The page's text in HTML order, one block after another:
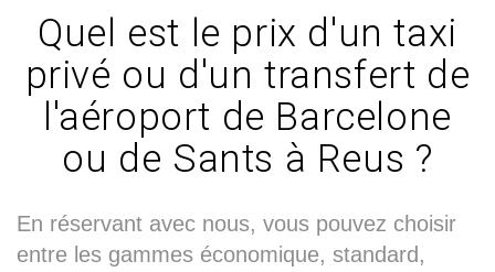
Quel est le prix d'un taxi
privé ou d'un transfert de
l'aéroport de Barcelone
ou de Sants à Reus ?
En réservant avec nous, vous pouvez choisir
entre les gammes économique, standard,